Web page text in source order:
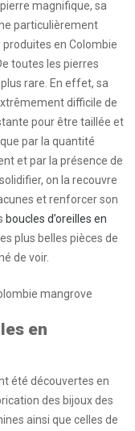
magnifique, sa
particulièrement
en Colombie
toutes les pierres
rare. En effet, sa
difficile de
pour être taillée et
par la quantité
et par la présence de
on la recouvre
et renforcer son
boucles d’oreilles en
plus belles pièces de
de voir.
en
été découvertes en
des bijoux des
ainsi que celles de